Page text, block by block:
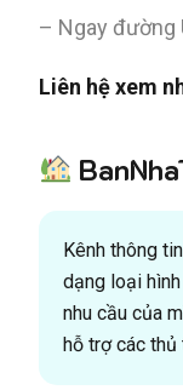
– Ngay đường
Liên hệ xem
Kênh thông
dạng loại
nhu cầu của
hỗ trợ các